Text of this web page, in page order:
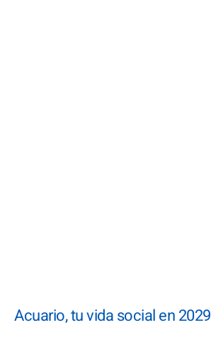
Acuario, tu vida social en 2029